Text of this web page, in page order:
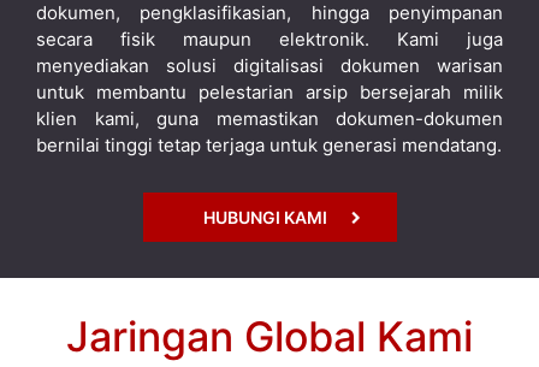
dokumen, pengklasifikasian, hingga penyimpanan
secara fisik maupun elektronik. Kami juga
menyediakan solusi digitalisasi dokumen warisan
untuk membantu pelestarian arsip bersejarah milik
klien kami, guna memastikan dokumen-dokumen
bernilai tinggi tetap terjaga untuk generasi mendatang.
HUBUNGI KAMI
Jaringan Global Kami